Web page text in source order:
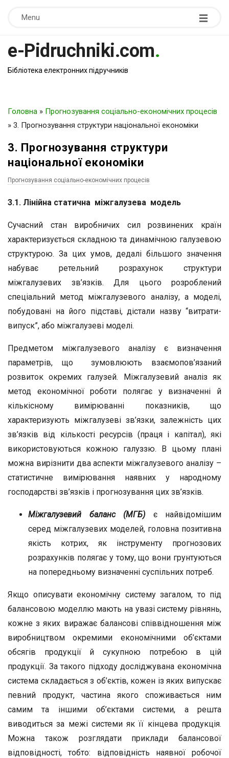
Menu
e-Pidruchniki.com.
Бібліотека електронних підручників
Головна » Прогнозування соціально-економічних процесів
» 3. Прогнозування структури національної економіки
3. Прогнозування структури
національної економіки
Прогнозування соціально-економічних процесів
3.1. Лінійна статична міжгалузева модель
Сучасний стан виробничих сил розвинених країн
характеризується складною та динамічною галузевою
структурою. За цих умов, дедалі більшого значення
набуває ретельний розрахунок структури
міжгалузевих зв’язків. Для цього розроблений
спеціальний метод міжгалузевого аналізу, а моделі,
побудовані на його підставі, дістали назву “витрати-
випуск”, або міжгалузеві моделі.
Предметом міжгалузевого аналізу є визначення
параметрів, що зумовлюють взаємопов’язаний
розвиток окремих галузей. Міжгалузевий аналіз як
метод економічної роботи полягає у визначенні й
кількісному вимірюванні показників, що
характеризують міжгалузеві зв’язки, залежність цих
зв’язків від кількості ресурсів (праця і капітал), які
використовуються кожною галуззю. В цьому плані
можна вирізнити два аспекти міжгалузевого аналізу –
статистичне вимірювання наявних у народному
господарстві зв’язків і прогнозування цих зв’язків.
Міжгалузевий баланс (МГБ) є найвідомішим
серед міжгалузевих моделей, головна позитивна
якість котрих, як інструменту прогнозових
розрахунків полягає у тому, що вони грунтуються
на попередньому визначенні суспільних потреб.
Якщо описувати економічну систему загалом, то під
балансовою моделлю мають на увазі систему рівнянь,
кожне з яких виражає балансові співвідношення між
виробництвом окремими економічними об’єктами
обсягів продукції й сукупною потребою в цій
продукції. За такого підходу досліджувана економічна
система складається з об’єктів, кожен із яких випускає
певний продукт, частина якого споживається ним
самим та іншими об’єктами системи, а решта
виводиться за межі системи як її кінцева продукція.
Можна також розглядати приклади балансової
відповідності, тобто: відповідність наявної робочої